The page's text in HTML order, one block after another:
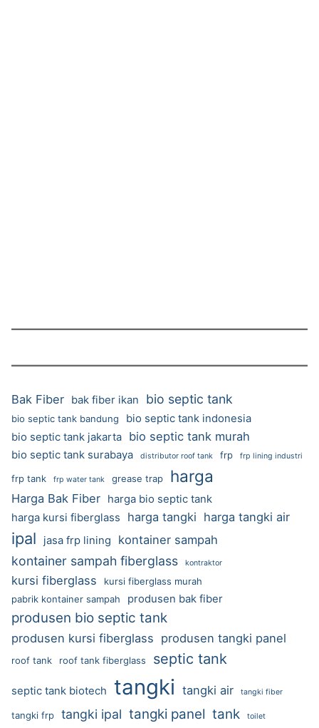
Bak Fiber bak fiber ikan bio septic tank
bio septic tank bandung
bio septic tank indonesia
bio septic tank jakarta
bio septic tank murah
bio septic tank surabaya distributor roof tank frp frp lining industri
frp tank frp water tank grease trap harga
Harga Bak Fiber
harga bio septic tank
harga kursi fiberglass
harga tangki harga tangki air
ipal jasa frp lining kontainer sampah
kontainer sampah fiberglass kontraktor
kursi fiberglass
kursi fiberglass murah
pabrik kontainer sampah
produsen bak fiber
produsen bio septic tank
produsen kursi fiberglass produsen tangki panel
roof tank roof tank fiberglass septic tank
septic tank biotech tangki tangki air tangki fiber
tangki frp tangki ipal tangki panel tank toilet